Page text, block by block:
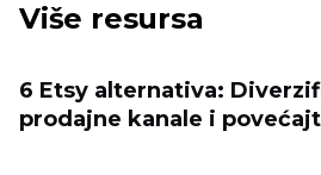
Više resursa
6 Etsy alternativa:
prodajne kanale i